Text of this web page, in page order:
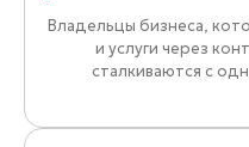
Владельцы бизнеса,
и услуги через
сталкиваются с